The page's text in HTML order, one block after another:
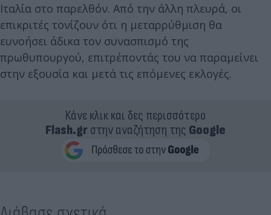
Ιταλία στο παρελθόν. Από την άλλη πλευρά, οι
επικριτές τονίζουν ότι η μεταρρύθμιση θα
ευνοήσει άδικα τον συνασπισμό της
πρωθυπουργού, επιτρέποντάς του να παραμείνει
στην εξουσία και μετά τις επόμενες εκλογές.
Κάνε κλικ και δες περισσότερο
Flash.grστην αναζήτηση της Google